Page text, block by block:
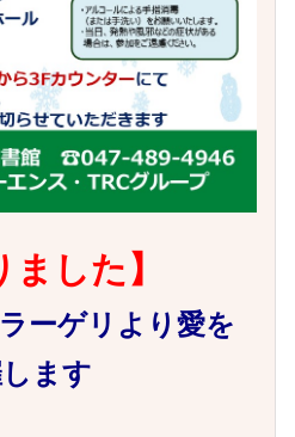
ました】
ーゲリより愛を
ます